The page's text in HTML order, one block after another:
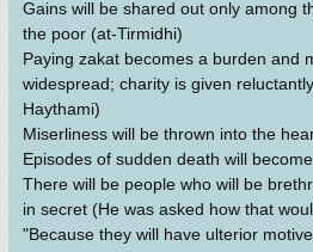
Gains will be shared out only among
the poor (at-Tirmidhi)
Paying zakat becomes a burden and
widespread; charity is given
Haythami)
Miserliness will be thrown into the
Episodes of sudden death will
There will be people who will be
in secret (He was asked how that
"Because they will have ulterior